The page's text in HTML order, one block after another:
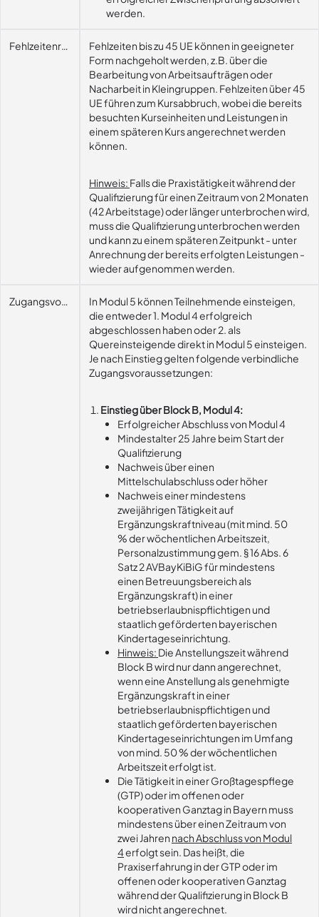
werden.
FehlzeitenregelungFehlzeiten bis zu 45 UE können in geeigneter
Form nachgeholt werden, z.B. über die
Bearbeitung von Arbeitsaufträgen oder
Nacharbeit in Kleingruppen. Fehlzeiten über 45
UE führen zum Kursabbruch, wobei die bereits
besuchten Kurseinheiten und Leistungen in
einem späteren Kurs angerechnet werden
können.
Hinweis: Falls die Praxistätigkeit während der
Qualifizierung für einen Zeitraum von 2 Monaten
(42 Arbeitstage) oder länger unterbrochen wird,
muss die Qualifizierung unterbrochen werden
und kann zu einem späteren Zeitpunkt - unter
Anrechnung der bereits erfolgten Leistungen -
wieder aufgenommen werden.
ZugangsvoraussetzungenIn Modul 5 können Teilnehmende einsteigen,
die entweder 1. Modul 4 erfolgreich
abgeschlossen haben oder 2. als
Quereinsteigende direkt in Modul 5 einsteigen.
Je nach Einstieg gelten folgende verbindliche
Zugangsvoraussetzungen:
Einstieg über Block B, Modul 4:
Erfolgreicher Abschluss von Modul 4
Mindestalter 25 Jahre beim Start der
Qualifizierung
Nachweis über einen
Mittelschulabschluss oder höher
Nachweis einer mindestens
zweijährigen Tätigkeit auf
Ergänzungskraftniveau (mit mind. 50
% der wöchentlichen Arbeitszeit,
Personalzustimmung gem. § 16 Abs. 6
Satz 2 AVBayKiBiG für mindestens
einen Betreuungsbereich als
Ergänzungskraft) in einer
betriebserlaubnispflichtigen und
staatlich geförderten bayerischen
Kindertageseinrichtung.
Hinweis: Die Anstellungszeit während
Block B wird nur dann angerechnet,
wenn eine Anstellung als genehmigte
Ergänzungskraft in einer
betriebserlaubnispflichtigen und
staatlich geförderten bayerischen
Kindertageseinrichtungen im Umfang
von mind. 50 % der wöchentlichen
Arbeitszeit erfolgt ist.
Die Tätigkeit in einer Großtagespflege
(GTP) oder im offenen oder
kooperativen Ganztag in Bayern muss
mindestens über einen Zeitraum von
zwei Jahren nach Abschluss von Modul
4erfolgt sein. Das heißt, die
Praxiserfahrung in der GTP oder im
offenen oder kooperativen Ganztag
während der Qualifizierung in Block B
wird nicht angerechnet.